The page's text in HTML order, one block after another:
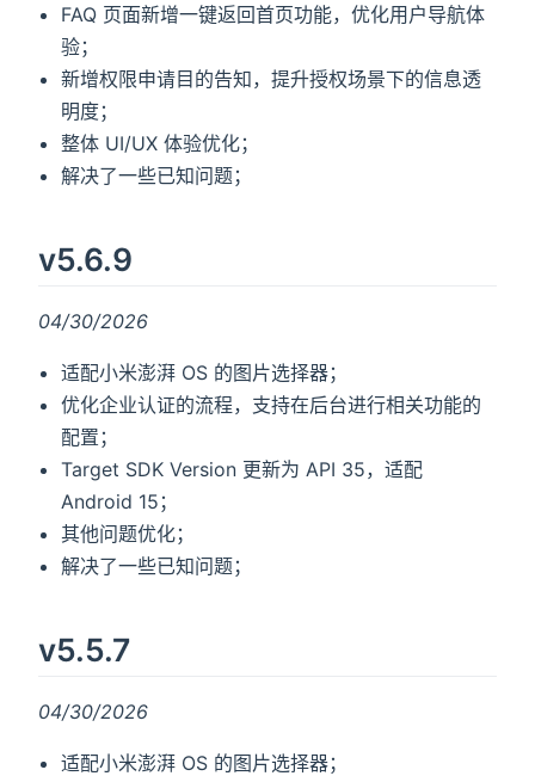
FAQ 页面新增一键返回首页功能，优化用户导航体
验；
新增权限申请目的告知，提升授权场景下的信息透
明度；
整体 UI/UX 体验优化；
解决了一些已知问题；
v5.6.9
04/30/2026
适配小米澎湃 OS 的图片选择器；
优化企业认证的流程，支持在后台进行相关功能的
配置；
Target SDK Version 更新为 API 35，适配
Android 15；
其他问题优化；
解决了一些已知问题；
v5.5.7
04/30/2026
适配小米澎湃 OS 的图片选择器；